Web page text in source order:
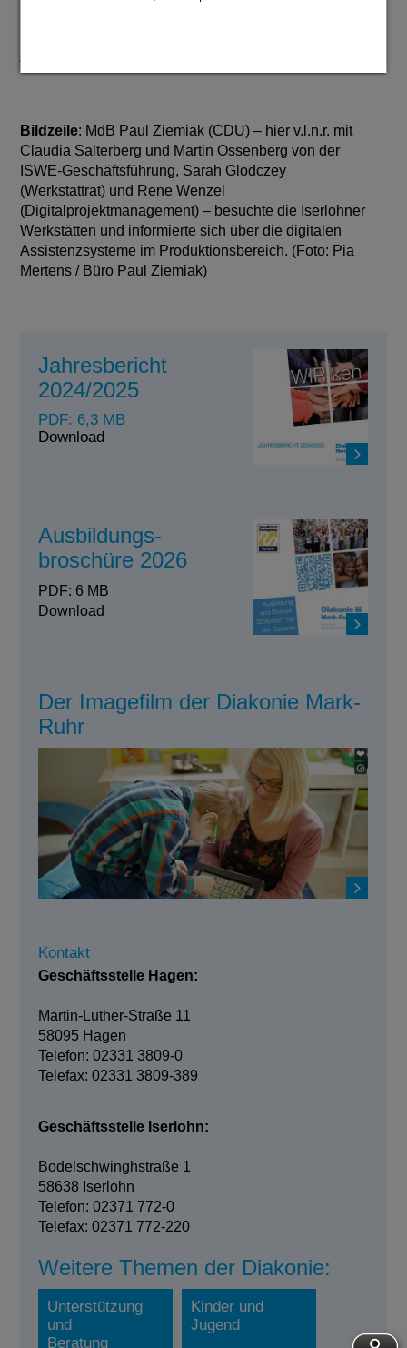
Bildzeile: MdB Paul Ziemiak (CDU) – hier v.l.n.r. mit
Claudia Salterberg und Martin Ossenberg von der
ISWE-Geschäftsführung, Sarah Glodczey
(Werkstattrat) und Rene Wenzel
(Digitalprojektmanagement) – besuchte die Iserlohner
Werkstätten und informierte sich über die digitalen
Assistenzsysteme im Produktionsbereich. (Foto: Pia
Mertens / Büro Paul Ziemiak)
Jahresbericht
2024/2025
PDF: 6,3 MB
Download
Ausbildungs-
broschüre 2026
PDF: 6 MB
Download
Der Imagefilm der Diakonie Mark-
Ruhr
Kontakt
Geschäftsstelle Hagen:
Martin-Luther-Straße 11
58095 Hagen
Telefon: 02331 3809-0
Telefax: 02331 3809-389
Geschäftsstelle Iserlohn:
Bodelschwinghstraße 1
58638 Iserlohn
Telefon: 02371 772-0
Telefax: 02371 772-220
Weitere Themen der Diakonie:
Unterstützung
und
Beratung
Kinder und
Jugend